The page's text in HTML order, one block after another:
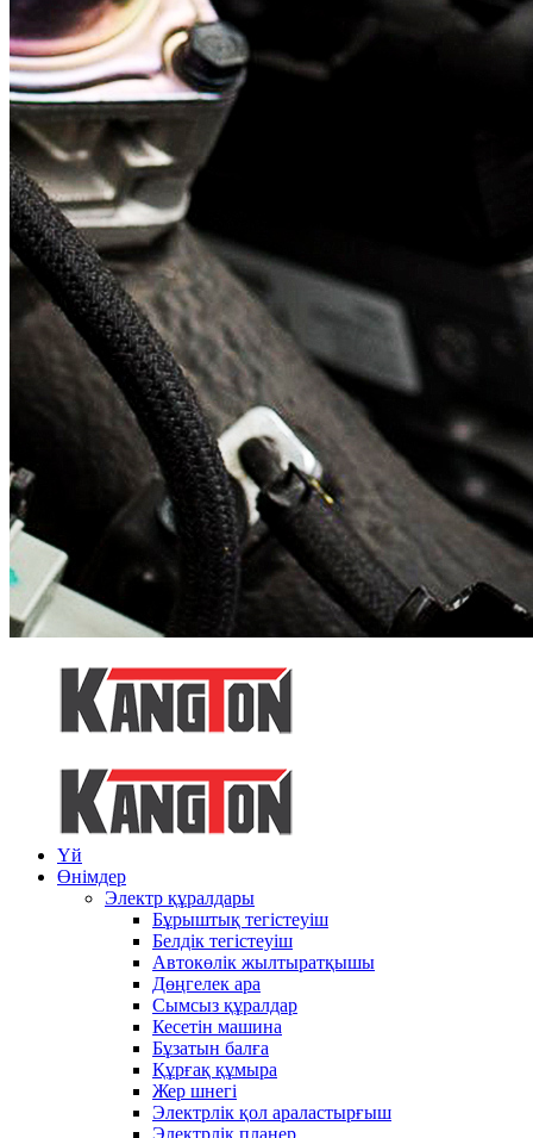
Үй
Өнімдер
Электр құралдары
Бұрыштық тегістеуіш
Белдік тегістеуіш
Автокөлік жылтыратқышы
Дөңгелек ара
Сымсыз құралдар
Кесетін машина
Бұзатын балға
Құрғақ құмыра
Жер шнегі
Электрлік қол араластырғыш
Электрлік планер